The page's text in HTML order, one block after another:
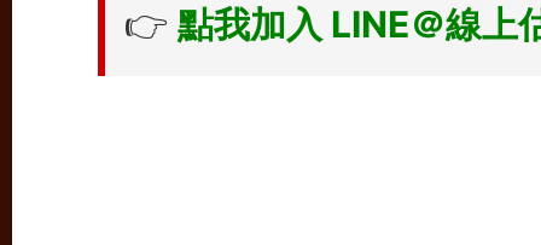
👉 點我加入 LINE＠線上